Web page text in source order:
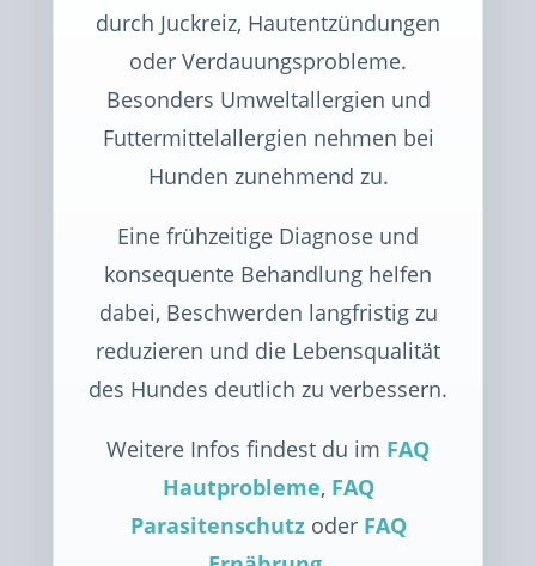
durch Juckreiz, Hautentzündungen
oder Verdauungsprobleme.
Besonders Umweltallergien und
Futtermittelallergien nehmen bei
Hunden zunehmend zu.
Eine frühzeitige Diagnose und
konsequente Behandlung helfen
dabei, Beschwerden langfristig zu
reduzieren und die Lebensqualität
des Hundes deutlich zu verbessern.
Weitere Infos findest du im FAQ
Hautprobleme, FAQ
Parasitenschutzoder FAQ